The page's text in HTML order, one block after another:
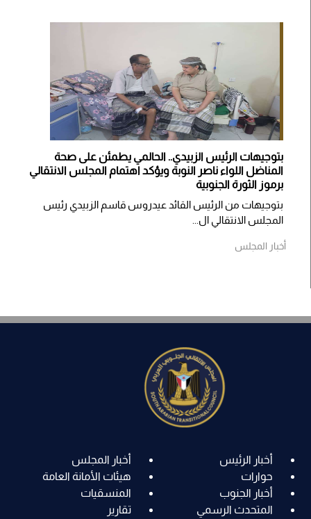
بتوجيهات الرئيس الزبيدي.. الحالمي يطمئن على صحة
المناضل اللواء ناصر النوبة ويؤكد اهتمام المجلس الانتقالي
برموز الثورة الجنوبية
بتوجيهات من الرئيس القائد عيدروس قاسم الزبيدي رئيس
المجلس الانتقالي ال...
أخبار المجلس
أخبار الرئيس
أخبار المجلس
حوارات
هيئات الأمانة العامة
أخبار الجنوب
المنسقيات
المتحدث الرسمي
تقارير